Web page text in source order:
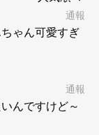
うなもたれ方は案
ょっと面白いで